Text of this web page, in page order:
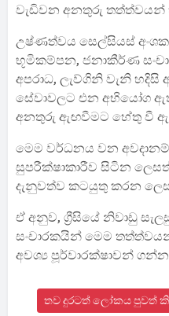
වැඩිවන අනතුරු තත්ත්වයන්
උෂ්ණත්වය සෙල්සියස් අංශක
භූමිකම්පන, ජනාකීර්ණ
අපරාධ, ලැව්ගිනි වැනි හදිසි
සේවාවලට එන අභියෝග
අනතුරු ඇඟවීමට හේතු වී
මෙම වර්ධනය වන අවදානම්
සුපරීක්ෂාකාරීව සිටින
දැනුවත්ව කටයුතු කරන
ඒ අනුව, ග්‍රීසියේ නිවාඩු
සංචාරකයින් මෙම
අවශ්‍ය පූර්වාරක්ෂාවන්
තව දුරටත් ලෝකය පුවත්